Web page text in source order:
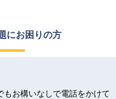
にお困りの方
お構いなしで電話をかけて